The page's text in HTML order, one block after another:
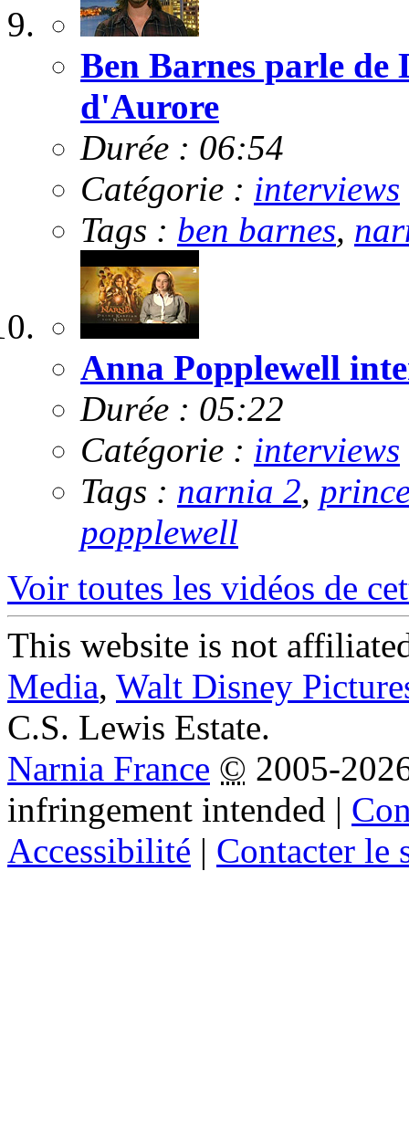
Ben Barnes parle de
d'Aurore
Durée : 06:54
Catégorie : interviews
Tags : ben barnes,
Anna Popplewell
Durée : 05:22
Catégorie : interviews
Tags : narnia 2,
popplewell
Voir toutes les vidéos de
This website is not
Media, Walt Disney
C.S. Lewis Estate.
Narnia France © 2005-
infringement intended |
Accessibilité | Contacter le